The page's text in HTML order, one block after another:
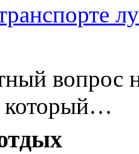
вопрос
который…